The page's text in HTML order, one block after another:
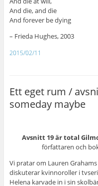
And die, and die
And forever be dying
– Frieda Hughes, 2003
2015/02/11
Ett eget rum /
someday maybe
Avsnitt 19 är total
författaren och
Vi pratar om Lauren
diskuterar kvinnoroller i
Helena karvade in i sin